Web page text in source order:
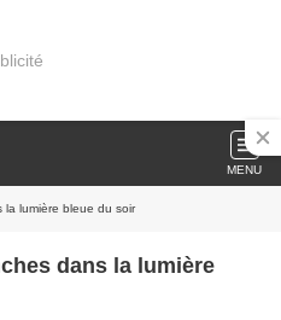
MENU
lumière bleue du soir
dans la lumière